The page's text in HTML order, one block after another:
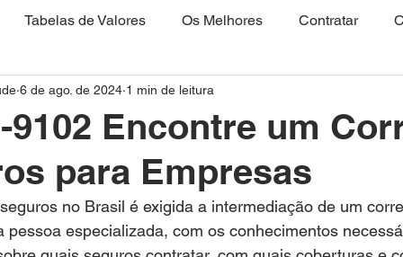
Tabelas de Valores Os Melhores Contratar
Os Melhores Planos de saude
Plano de Saude Empresarial Plano de Saude na
Brasilia Maranhão Venda Digital
9102 Encontre um
para Empresas
6 de ago. de 2024 1 min de leitura
no Brasil é exigida a intermediação de um
pessoa especializada, com os conhecimentos